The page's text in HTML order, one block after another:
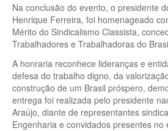
Na conclusão do evento, o presidente
Henrique Ferreira, foi homenageado
Mérito do Sindicalismo Classista,
Trabalhadores e Trabalhadoras do
A honraria reconhece lideranças e
defesa do trabalho digno, da
construção de um Brasil próspero,
entrega foi realizada pelo presidente
Araújo, diante de representantes
Engenharia e convidados presentes no